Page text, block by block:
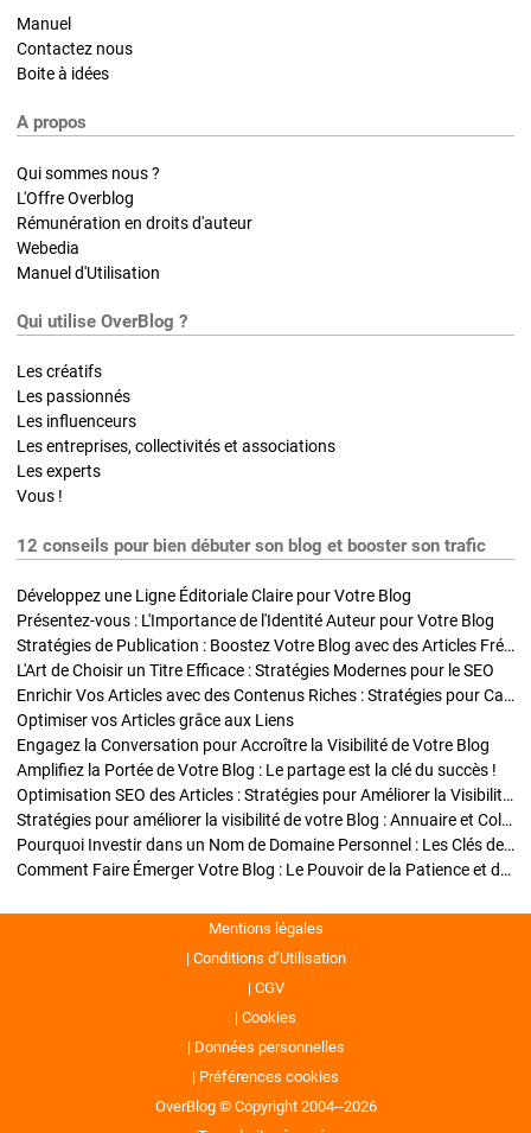
Manuel
Contactez nous
Boite à idées
A propos
Qui sommes nous ?
L'Offre Overblog
Rémunération en droits d'auteur
Webedia
Manuel d'Utilisation
Qui utilise OverBlog ?
Les créatifs
Les passionnés
Les influenceurs
Les entreprises, collectivités et associations
Les experts
Vous !
12 conseils pour bien débuter son blog et booster son trafic
Développez une Ligne Éditoriale Claire pour Votre Blog
Présentez-vous : L'Importance de l'Identité Auteur pour Votre Blog
Stratégies de Publication : Boostez Votre Blog avec des Articles Fréquents et Exclusifs
L'Art de Choisir un Titre Efficace : Stratégies Modernes pour le SEO
Enrichir Vos Articles avec des Contenus Riches : Stratégies pour Captiver et Optimiser
Optimiser vos Articles grâce aux Liens
Engagez la Conversation pour Accroître la Visibilité de Votre Blog
Amplifiez la Portée de Votre Blog : Le partage est la clé du succès !
Optimisation SEO des Articles : Stratégies pour Améliorer la Visibilité de Votre Blog
Stratégies pour améliorer la visibilité de votre Blog : Annuaire et Collaborations
Pourquoi Investir dans un Nom de Domaine Personnel : Les Clés de la Réussite de Votre Blog
Comment Faire Émerger Votre Blog : Le Pouvoir de la Patience et de la Persévérance
Mentions légales
Conditions d’Utilisation
CGV
Cookies
Données personnelles
Préférences cookies
OverBlog © Copyright 2004--2026